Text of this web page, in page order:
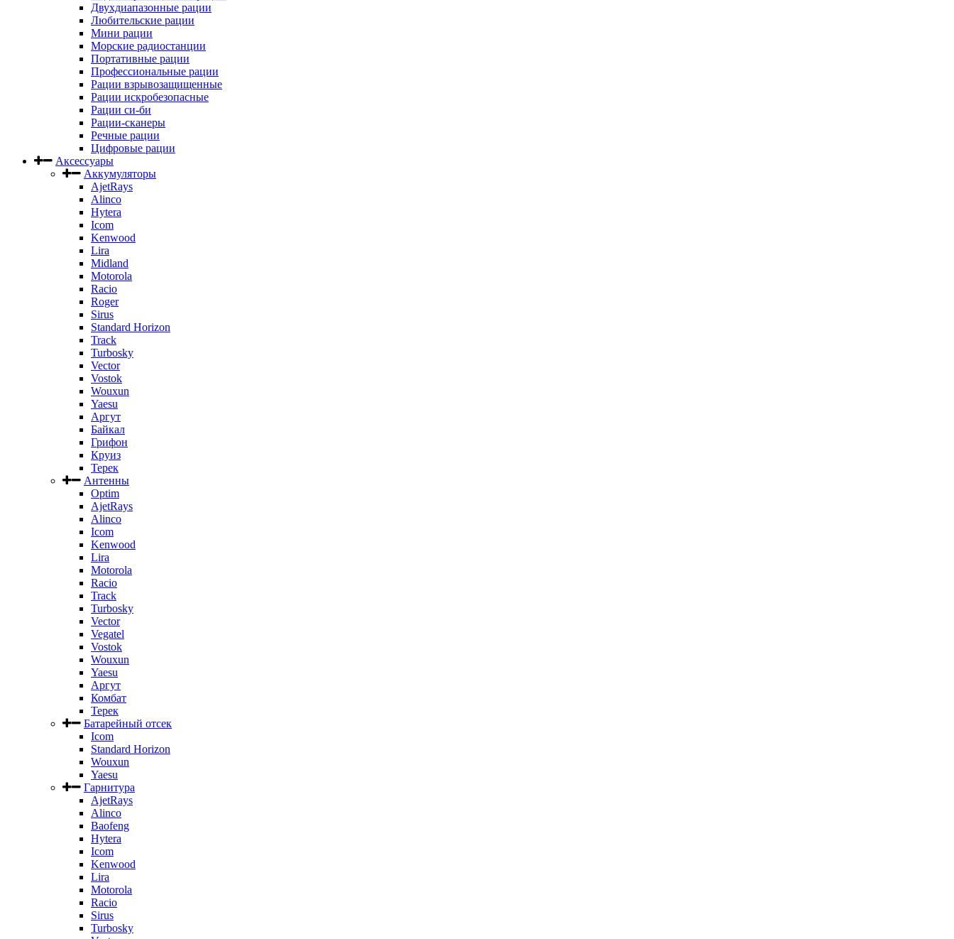
Двухдиапазонные рации
Любительские рации
Мини рации
Морские радиостанции
Портативные рации
Профессиональные рации
Рации взрывозащищенные
Рации искробезопасные
Рации си-би
Рации-сканеры
Речные рации
Цифровые рации
Аксессуары
Аккумуляторы
AjetRays
Alinco
Hytera
Icom
Kenwood
Lira
Midland
Motorola
Racio
Roger
Sirus
Standard Horizon
Track
Turbosky
Vector
Vostok
Wouxun
Yaesu
Аргут
Байкал
Грифон
Круиз
Терек
Антенны
Optim
AjetRays
Alinco
Icom
Kenwood
Lira
Motorola
Racio
Track
Turbosky
Vector
Vegatel
Vostok
Wouxun
Yaesu
Аргут
Комбат
Терек
Батарейный отсек
Icom
Standard Horizon
Wouxun
Yaesu
Гарнитура
AjetRays
Alinco
Baofeng
Hytera
Icom
Kenwood
Lira
Motorola
Racio
Sirus
Turbosky